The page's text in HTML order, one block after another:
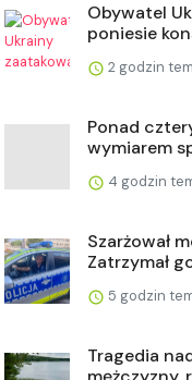
Obywatel
poniesie
2 godzin
Ponad
wymiarem
4 godzin
Szarżował
Zatrzymał
5 godzin
Tragedia